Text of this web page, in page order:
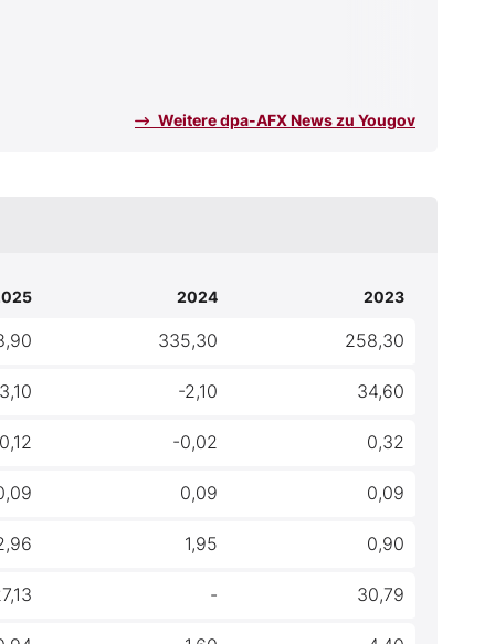
Weitere dpa-AFX News zu Yougov
2024 2023
335,30 258,30
-2,10 34,60
0,12 -0,02 0,32
0,09 0,09
1,95 0,90
- 30,79